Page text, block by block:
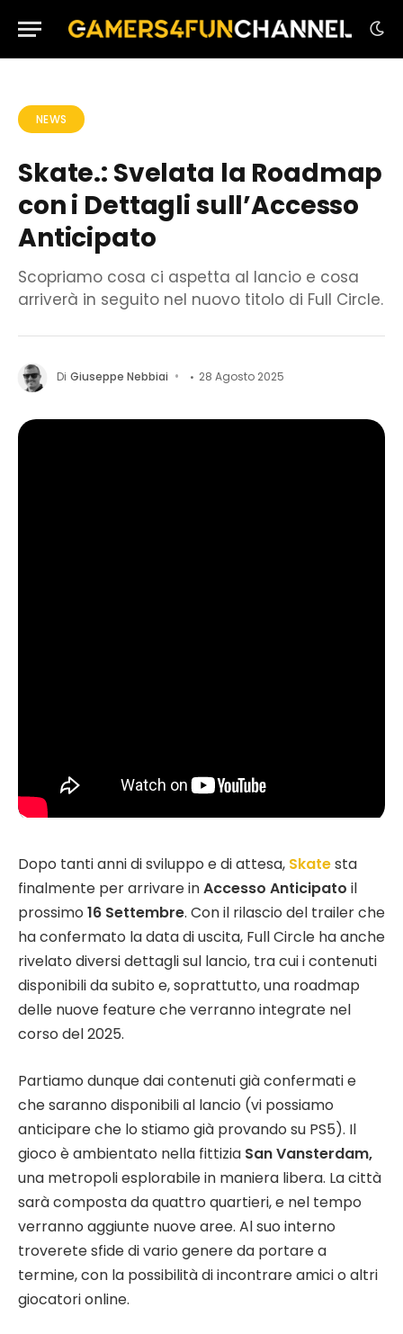
NEWS
Skate.: Svelata la Roadmap
con i Dettagli sull’Accesso
Anticipato
Scopriamo cosa ci aspetta al lancio e cosa
arriverà in seguito nel nuovo titolo di Full Circle.
Di Giuseppe Nebbiai 28 Agosto 2025
Dopo tanti anni di sviluppo e di attesa, Skatesta
finalmente per arrivare inAccesso Anticipato il
prossimo 16 Settembre. Con il rilascio del trailer che
ha confermato la data di uscita, Full Circle ha anche
rivelato diversi dettagli sul lancio, tra cui i contenuti
disponibili da subito e, soprattutto, una roadmap
delle nuove feature che verranno integrate nel
corso del 2025.
Partiamo dunque dai contenuti già confermati e
che saranno disponibili al lancio (vi possiamo
anticipare che lo stiamo già provando su PS5). Il
gioco è ambientato nella fittizia San Vansterdam,
una metropoli esplorabile in maniera libera. La città
sarà composta da quattro quartieri, e nel tempo
verranno aggiunte nuove aree. Al suo interno
troverete sfide di vario genere da portare a
termine, con la possibilità di incontrare amici o altri
giocatori online.